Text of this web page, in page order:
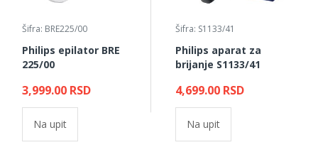
Šifra: BRE225/00
Philips epilator BRE
225/00
3,999.00 RSD
Na upit
Šifra: S1133/41
Philips aparat za
brijanje S1133/41
4,699.00 RSD
Na upit